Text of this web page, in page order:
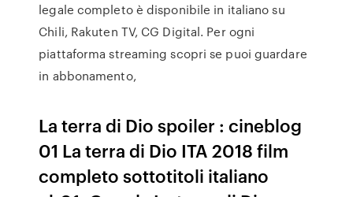
legale completo è disponibile in italiano su
Chili, Rakuten TV, CG Digital. Per ogni
piattaforma streaming scopri se puoi guardare
in abbonamento,
La terra di Dio spoiler : cineblog
01 La terra di Dio ITA 2018 film
completo sottotitoli italiano